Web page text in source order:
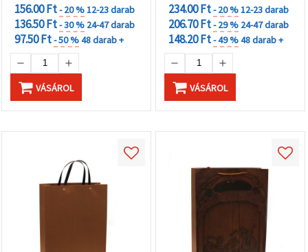
156.00 Ft- 20 %12-23 darab
136.50 Ft- 30 % 24-47 darab
97.50 Ft- 50 %48 darab +
VÁSÁROL
234.00 Ft- 20 %12-23 darab
206.70 Ft- 29 % 24-47 darab
148.20 Ft- 49 %48 darab +
VÁSÁROL